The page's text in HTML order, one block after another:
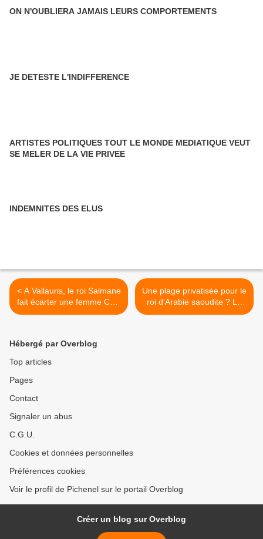
ON N'OUBLIERA JAMAIS LEURS COMPORTEMENTS
JE DETESTE L'INDIFFERENCE
ARTISTES POLITIQUES TOUT LE MONDE MEDIATIQUE VEUT
SE MELER DE LA VIE PRIVEE
INDEMNITES DES ELUS
< A Vallauris, le roi Salmane
fait écarter une femme CRS
de sa sécurité
Une plage privatisée pour le
roi d'Arabie saoudite ? Le
coup de gueule de Jean-
Hébergé par Overblog
Top articles
Pages
Contact
Signaler un abus
C.G.U.
Cookies et données personnelles
Préférences cookies
Voir le profil de Pichenel sur le portail Overblog
Créer un blog sur Overblog